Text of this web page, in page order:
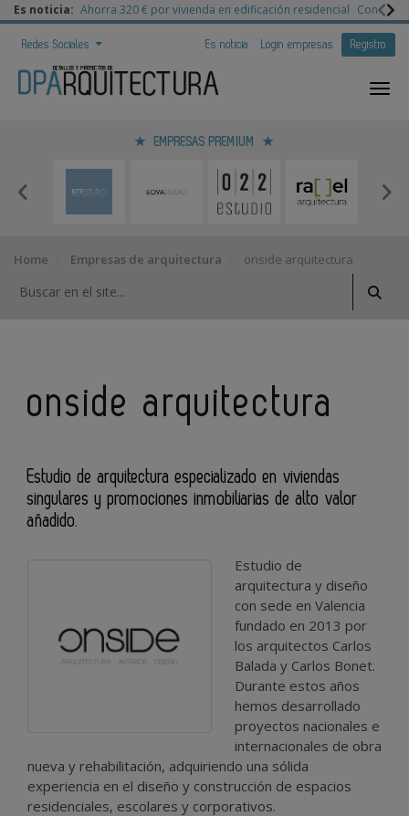
Es noticia: Ahorra 320 € por vivienda en edificación residencial
Redes Sociales Es noticia Login empresas Registro
EMPRESAS PREMIUM
Home Empresas de arquitectura onside arquitectura
onside arquitectura
Estudio de arquitectura especializado en viviendas
singulares y promociones inmobiliarias de alto valor
añadido.
Estudio de
arquitectura y diseño
con sede en Valencia
fundado en 2013 por
los arquitectos Carlos
Balada y Carlos Bonet.
Durante estos años
hemos desarrollado
proyectos nacionales e
internacionales de obra
nueva y rehabilitación, adquiriendo una sólida
experiencia en el diseño y construcción de espacios
residenciales, escolares y corporativos.